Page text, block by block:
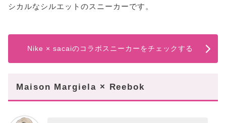
シカルなシルエットのスニーカーです。
Nike × sacaiのコラボスニーカーをチェックする
Maison Margiela × Reebok